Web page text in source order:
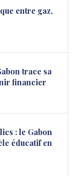
entre gaz,
trace sa
financier
: le Gabon
éducatif en